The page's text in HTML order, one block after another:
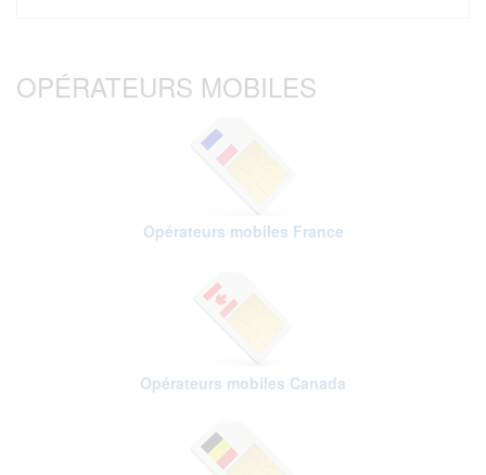
OPÉRATEURS MOBILES
Opérateurs mobiles France
Opérateurs mobiles Canada